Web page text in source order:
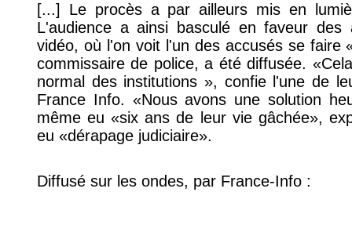
[...] Le procès a par ailleurs mis en
L'audience a ainsi basculé en faveur
vidéo, où l'on voit l'un des accusés se faire
commissaire de police, a été diffusée.
normal des institutions », confie l'une de
France Info. «Nous avons une solution
même eu «six ans de leur vie gâchée»,
eu «dérapage judiciaire».
Diffusé sur les ondes, par France-Info :